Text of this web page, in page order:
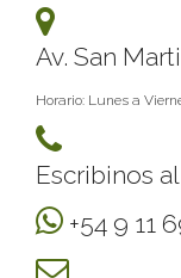
Av. San
Horario: Lunes a
Escribinos
+54 9 11